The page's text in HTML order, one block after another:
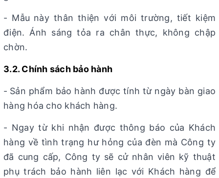
- Mẫu này thân thiện với môi trường, tiết kiệm
điện. Ánh sáng tỏa ra chân thực, không chập
chờn.
3.2. Chính sách bảo hành
- Sản phẩm bảo hành được tính từ ngày bàn giao
hàng hóa cho khách hàng.
- Ngay từ khi nhận được thông báo của Khách
hàng về tình trạng hư hỏng của đèn mà Công ty
đã cung cấp, Công ty sẽ cử nhân viên kỹ thuật
phụ trách bảo hành liên lạc với Khách hàng để